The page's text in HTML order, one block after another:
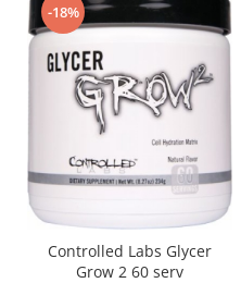
-18%
Controlled Labs Glycer
Grow 2 60 serv